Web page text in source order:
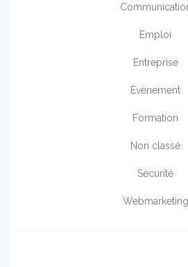
Emploi
Entreprise
Événement
Formation
Non classé
Sécurité
Webmarketing